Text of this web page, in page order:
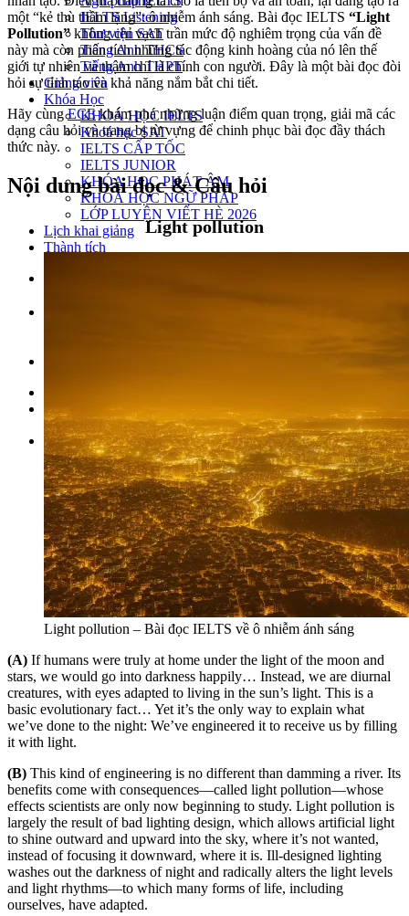
IELTS Listening
Thư viện SAT
Tiếng Anh THCS
Tiếng Anh THPT
Giảng viên
Khóa Học
KHOÁ HỌC IELTS
Khoá học SAT
IELTS CẤP TỐC
IELTS JUNIOR
KHÓA HỌC PHÁT ÂM
KHOÁ HỌC NGỮ PHÁP
LỚP LUYỆN VIẾT HÈ 2026
Lịch khai giảng
Thành tích
Đặt lịch / Tư vấn
Tìm kiếm:
một “kẻ thù thầm lặng”: ô nhiễm ánh sáng. Bài đọc IELTS “Light
Pollution”không chỉ vạch trần mức độ nghiêm trọng của vấn đề
này mà còn phân tích những tác động kinh hoàng của nó lên thế
giới tự nhiên và thậm chí là chính con người. Đây là một bài đọc đòi
hỏi sự tỉnh táo và khả năng nắm bắt chi tiết.
Hãy cùngECEkhám phá những luận điểm quan trọng, giải mã các
dạng câu hỏi và trang bị từ vựng để chinh phục bài đọc đầy thách
thức này.
Nội dung bài đọc & Câu hỏi
Light pollution
Light pollution – Bài đọc IELTS về ô nhiễm ánh sáng
(A) If humans were truly at home under the light of the moon and
stars, we would go into darkness happily… Instead, we are diurnal
creatures, with eyes adapted to living in the sun’s light. This is a
basic evolutionary fact… Yet it’s the only way to explain what
we’ve done to the night: We’ve engineered it to receive us by filling
it with light.
(B) This kind of engineering is no different than damming a river. Its
benefits come with consequences—called light pollution—whose
effects scientists are only now beginning to study. Light pollution is
largely the result ofbad lighting design, which allows artificial light
to shine outward and upward into the sky, where it’s not wanted,
instead of focusing it downward, where it is. Ill-designed lighting
washes out the darkness of night and radically alters the light levels
and light rhythms—to which many forms of life, including
ourselves, have adapted.